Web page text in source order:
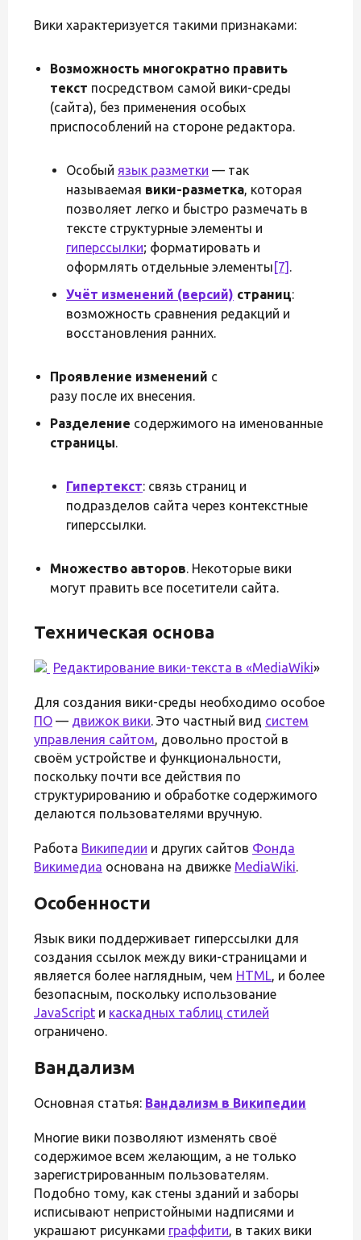
Вики характеризуется такими признаками:
Возможность многократно править
текст посредством самой вики-среды
(сайта), без применения особых
приспособлений на стороне редактора.
Особый язык разметки — так
называемая вики-разметка, которая
позволяет легко и быстро размечать в
тексте структурные элементы и
гиперссылки; форматировать и
оформлять отдельные элементы [7] .
Учёт изменений (версий) страниц:
возможность сравнения редакций и
восстановления ранних.
Проявление изменений с
разу после их внесения.
Разделение содержимого на именованные
страницы.
Гипертекст: связь страниц и
подразделов сайта через контекстные
гиперссылки.
Множество авторов. Некоторые вики
могут править все посетители сайта.
Техническая основа
Редактирование вики-текста в «MediaWiki»
Для создания вики-среды необходимо особое
ПО — движок вики. Это частный вид систем
управления сайтом, довольно простой в
своём устройстве и функциональности,
поскольку почти все действия по
структурированию и обработке содержимого
делаются пользователями вручную.
Работа Википедии и других сайтов Фонда
Викимедиа основана на движке MediaWiki.
Особенности
Язык вики поддерживает гиперссылки для
создания ссылок между вики-страницами и
является более наглядным, чем HTML, и более
безопасным, поскольку использование
JavaScript и каскадных таблиц стилей
ограничено.
Вандализм
Основная статья: Вандализм в Википедии
Многие вики позволяют изменять своё
содержимое всем желающим, а не только
зарегистрированным пользователям.
Подобно тому, как стены зданий и заборы
исписывают непристойными надписями и
украшают рисунками граффити, в таких вики